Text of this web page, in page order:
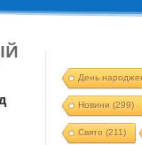
День
Новини (299)
Свято (211)